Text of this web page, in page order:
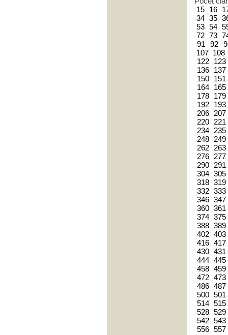
15 16
34 35
53 54
72 73
91
92
107 108
122
123
136
137
150
151
164
165
178
179
192
193
206 207
220
221
234
235
248
249
262
263
276
277
290
291
304 305
318 319
332 333
346 347
360 361
374 375
388 389
402 403
416 417
430 431
444 445
458 459
472 473
486 487
500 501
514 515
528 529
542 543
556 557